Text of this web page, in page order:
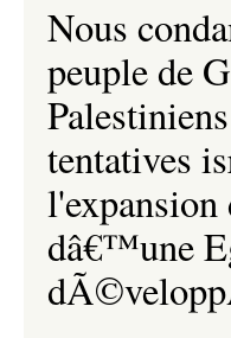
Nous
peuple de
tentatives
dâ€™une